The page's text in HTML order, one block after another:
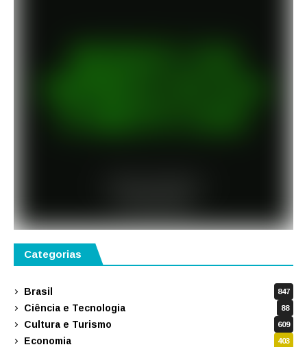
Categorias
Brasil 847
Ciência e Tecnologia 88
Cultura e Turismo 609
Economia 403